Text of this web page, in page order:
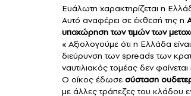
Ευάλωτη χαρακτηρίζεται η
Αυτό αναφέρει σε έκθεσή της η
υποχώρηση των τιμών των
« Αξιολογούμε ότι η Ελλάδα
διεύρυνση των spreads των
ναυτιλιακός τομέας δεν
Ο οίκος έδωσε σύσταση
με άλλες τράπεζες του κλάδου